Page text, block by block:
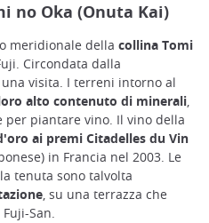
no Oka (Onuta Kai)
meridionale della collina Tomi
Circondata dalla
visita. I terreni intorno al
alto contenuto di minerali,
piantare vino. Il vino della
ai premi Citadelles du Vin
in Francia nel 2003. Le
tenuta sono talvolta
, su una terrazza che
San.